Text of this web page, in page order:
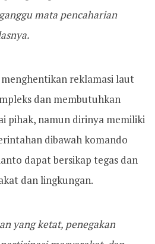
mata pencaharian
reklamasi laut
dan membutuhkan
pihak, namun dirinya memiliki
dibawah komando
dapat bersikap tegas dan
dan lingkungan.
yang ketat, penegakan